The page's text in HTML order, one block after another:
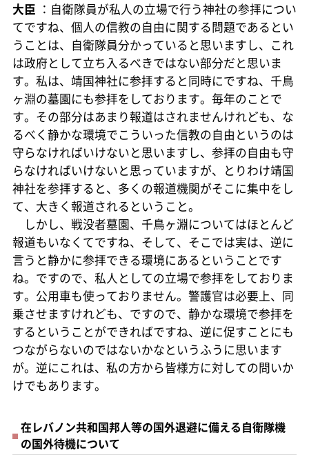
大臣 ：自衛隊員が私人の立場で行う神社の参拝につい
てですね、個人の信教の自由に関する問題であるとい
うことは、自衛隊員分かっていると思いますし、これ
は政府として立ち入るべきではない部分だと思いま
す。私は、靖国神社に参拝すると同時にですね、千鳥
ヶ淵の墓園にも参拝をしております。毎年のことで
す。その部分はあまり報道はされませんけれども、な
るべく静かな環境でこういった信教の自由というのは
守らなければいけないと思いますし、参拝の自由も守
らなければいけないと思っていますが、とりわけ靖国
神社を参拝すると、多くの報道機関がそこに集中をし
て、大きく報道されるということ。
しかし、戦没者墓園、千鳥ヶ淵についてはほとんど
報道もいなくてですね、そして、そこでは実は、逆に
言うと静かに参拝できる環境にあるということです
ね。ですので、私人としての立場で参拝をしておりま
す。公用車も使っておりません。警護官は必要上、同
乗させますけれども、ですので、静かな環境で参拝を
するということができればですね、逆に促すことにも
つながらないのではないかなというふうに思います
が。逆にこれは、私の方から皆様方に対しての問いか
けでもあります。
在レバノン共和国邦人等の国外退避に備える自衛隊機
の国外待機について